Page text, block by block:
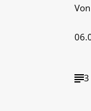
Von
3